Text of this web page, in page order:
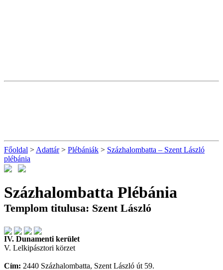
Főoldal > Adattár> Plébániák > Százhalombatta – Szent László
plébánia
Százhalombatta Plébánia
Templom titulusa: Szent László
IV. Dunamenti kerület
V. Lelkipásztori körzet
Cím: 2440 Százhalombatta, Szent László út 59.